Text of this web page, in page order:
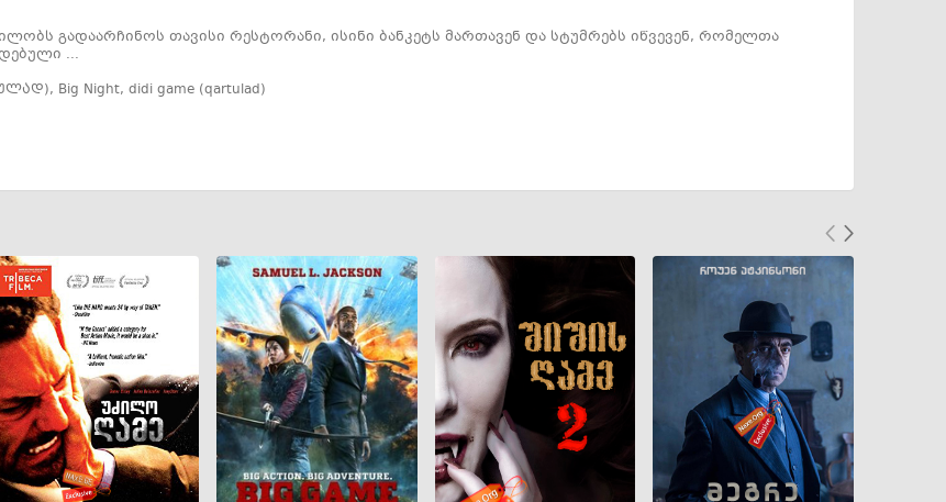
გადაარჩინოს თავისი რესტორანი, ისინი ბანკეტს მართავენ და სტუმრებს იწვევენ, რომელთა
...
, Big Night, didi game (qartulad)